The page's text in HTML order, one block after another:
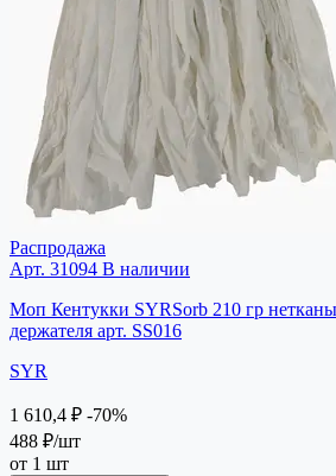
Распродажа
Арт. 31094 В наличии
Моп Кентукки SYRSorb 210 гр
держателя арт. SS016
SYR
1 610,4 ₽ -70%
488 ₽/шт
от 1 шт